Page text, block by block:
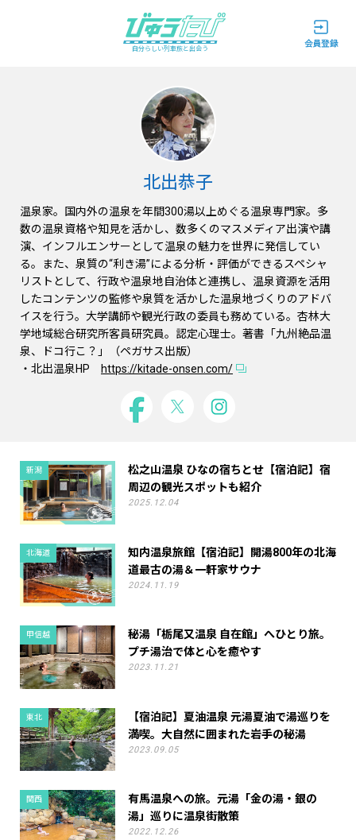
自分らしい列車旅と出会う
北出恭子
温泉家。国内外の温泉を年間300湯以上めぐる温泉専門家。多
数の温泉資格や知見を活かし、数多くのマスメディア出演や講
演、インフルエンサーとして温泉の魅力を世界に発信してい
る。また、泉質の“利き湯”による分析・評価ができるスペシャ
リストとして、行政や温泉地自治体と連携し、温泉資源を活用
したコンテンツの監修や泉質を活かした温泉地づくりのアドバ
イスを行う。大学講師や観光行政の委員も務めている。杏林大
学地域総合研究所客員研究員。認定心理士。著書「九州絶品温
泉、ドコ行こ？」（ペガサス出版）
・北出温泉HP
https://kitade-onsen.com/
新潟
松之山温泉 ひなの宿ちとせ【宿泊記】宿
周辺の観光スポットも紹介
2025.12.04
北海道
知内温泉旅館【宿泊記】開湯800年の北海
道最古の湯＆一軒家サウナ
2024.11.19
甲信越
秘湯「栃尾又温泉 自在館」へひとり旅。
プチ湯治で体と心を癒やす
2023.11.21
東北
【宿泊記】夏油温泉 元湯夏油で湯巡りを
満喫。大自然に囲まれた岩手の秘湯
2023.09.05
関西
有馬温泉への旅。元湯「金の湯・銀の
湯」巡りに温泉街散策
2022.12.26